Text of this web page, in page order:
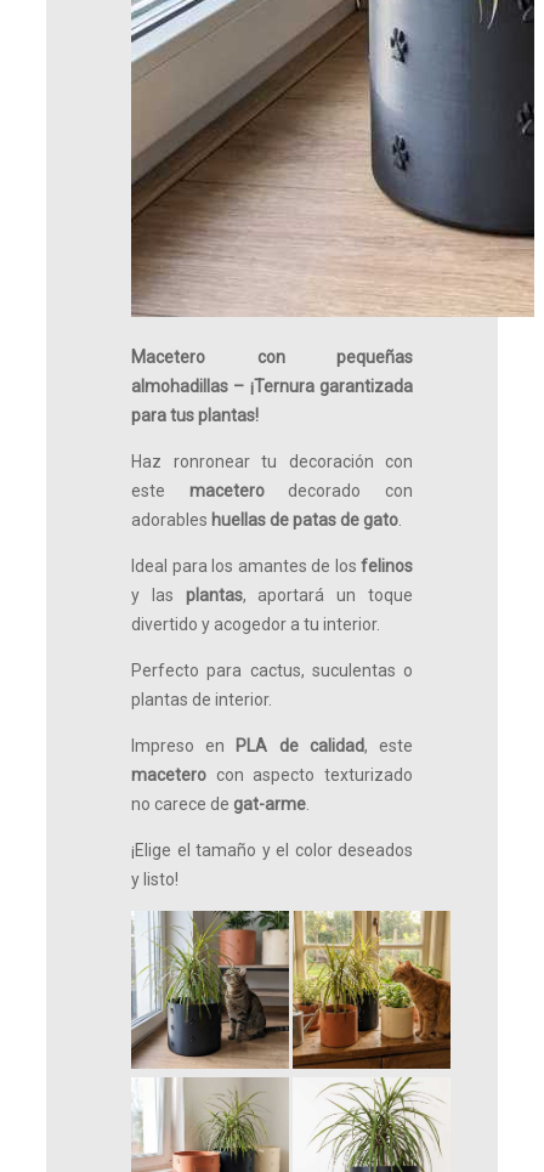
Macetero con pequeñas
almohadillas – ¡Ternura garantizada
para tus plantas!
Haz ronronear tu decoración con
este maceterodecorado con
adorables huellas de patas de gato
Ideal para los amantes de los felinos
y las plantas, aportará un toque
divertido y acogedor a tu interior.
Perfecto para cactus, suculentas o
plantas de interior.
Impreso en PLA de calidad, este
macetero con aspecto texturizado
no carece de gat-arme
¡Elige el tamaño y el color deseados
y listo!